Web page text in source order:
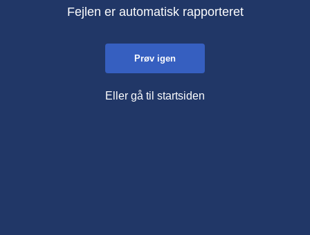
Fejlen er automatisk rapporteret
Prøv igen
Eller gå til startsiden